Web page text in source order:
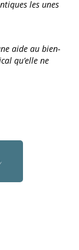
les unes
aide au bien-
qu’elle ne